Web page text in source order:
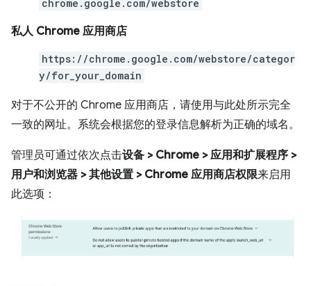
chrome.google.com/webstore
私人 Chrome 应用商店
https://chrome.google.com/webstore/categor
y/for_your_domain
对于不公开的 Chrome 应用商店，请使用与此处所示完全
一致的网址。系统会根据您的登录信息解析为正确的域名。
管理员可通过依次点击设备 > Chrome > 应用和扩展程序 >
用户和浏览器 > 其他设置 > Chrome 应用商店权限来启用
此选项：